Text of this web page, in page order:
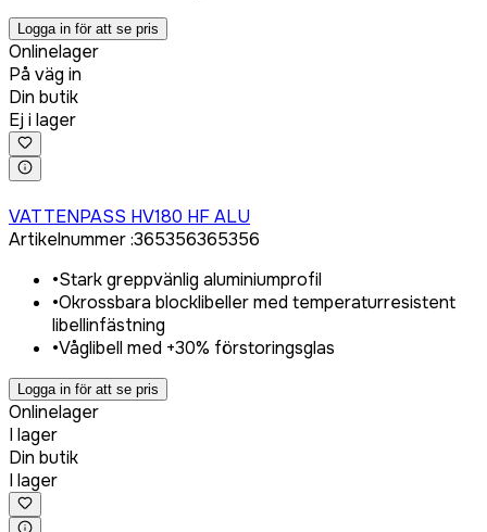
Logga in för att se pris
Onlinelager
På väg in
Din butik
Ej i lager
VATTENPASS HV180 HF ALU
Artikelnummer:365356365356
•Stark greppvänlig aluminiumprofil
•Okrossbara blocklibeller med temperaturresistent
libellinfästning
•Våglibell med +30% förstoringsglas
Logga in för att se pris
Onlinelager
I lager
Din butik
I lager